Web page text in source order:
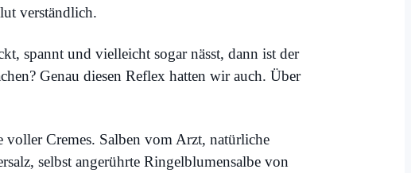
verständlich.
spannt und vielleicht sogar nässt, dann ist der
Genau diesen Reflex hatten wir auch. Über
voller Cremes. Salben vom Arzt, natürliche
selbst angerührte Ringelblumensalbe von